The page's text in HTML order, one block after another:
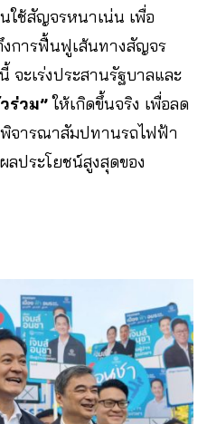
ใช้สัญจรหนาเน่น เพื่อ
งการฟื้นฟูเส้นทางสัญจร
จะเร่งประสานรัฐบาลและ
ร่วม”ให้เกิดขึ้นจริง เพื่อลด
พิจารณาสัมปทานรถไฟฟ้า
ลประโยชน์สูงสุดของ